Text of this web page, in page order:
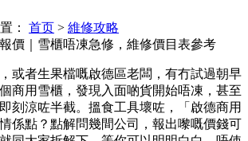
： 首页 > 維修攻略
價｜雪櫃唔凍急修，維修價目表參考
或者生果檔嘅啟德區老闆，有冇試過朝早
商用雪櫃，發現入面啲貨開始唔凍，甚至
刻涼咗半截。搵食工具壞咗，「啟德商用
係點？點解問幾間公司，報出嚟嘅價錢可